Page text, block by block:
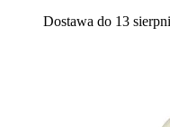
Dostawa do 13